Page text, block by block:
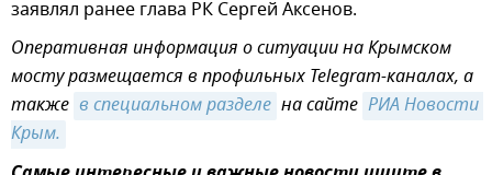
заявлял ранее глава РК Сергей Аксенов.
Оперативная информация о ситуации на Крымском
мосту размещается в профильных Telegram-каналах, а
также в специальном разделе на сайте РИА Новости
Крым.